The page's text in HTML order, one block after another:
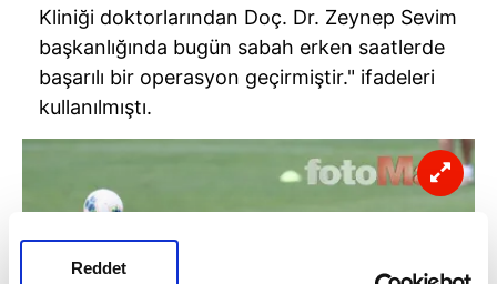
Reddet
Kliniği doktorlarından Doç. Dr. Zeynep Sevim
başkanlığında bugün sabah erken saatlerde
başarılı bir operasyon geçirmiştir." ifadeleri
kullanılmıştı.